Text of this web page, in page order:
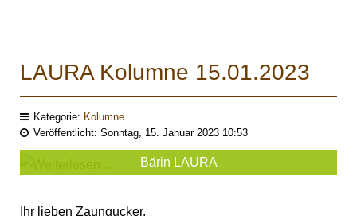
LAURA Kolumne 15.01.2023
Kategorie: Kolumne
Veröffentlicht: Sonntag, 15. Januar 2023 10:53
Bärin LAURA
Ihr lieben Zaungucker,